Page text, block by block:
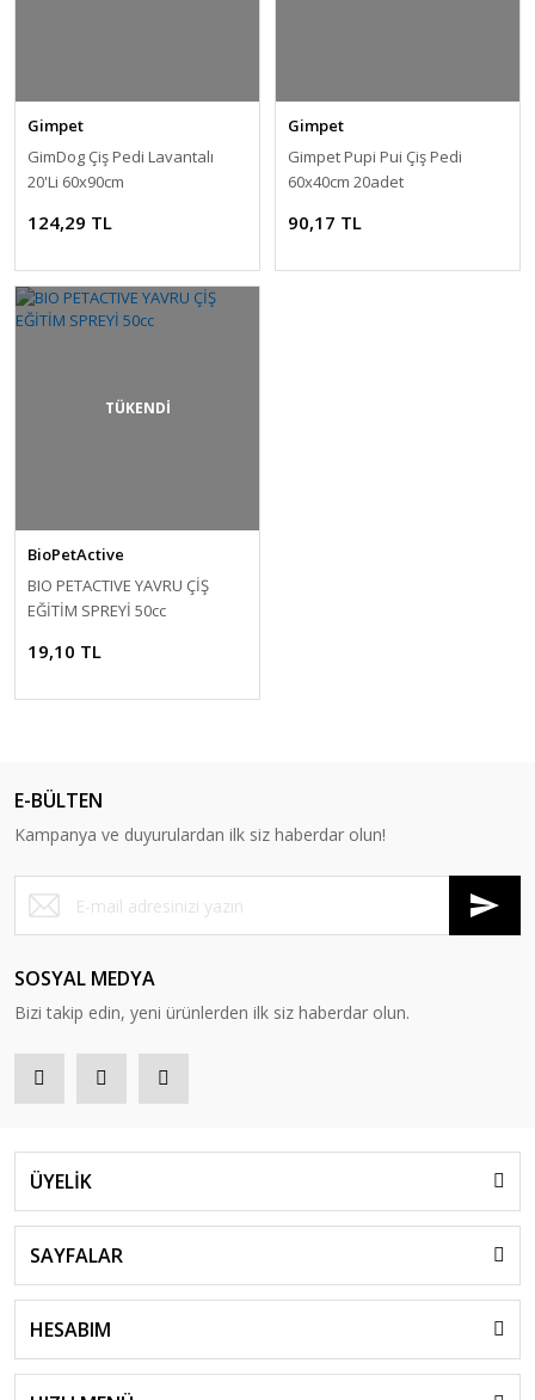
Gimpet
GimDog Çiş Pedi Lavantalı
20'Li 60x90cm
124,29 TL
Gimpet
Gimpet Pupi Pui Çiş Pedi
60x40cm 20adet
90,17 TL
TÜKENDİ
BioPetActive
BIO PETACTIVE YAVRU ÇİŞ
EĞİTİM SPREYİ 50cc
19,10 TL
E-BÜLTEN
Kampanya ve duyurulardan ilk siz haberdar olun!
SOSYAL MEDYA
Bizi takip edin, yeni ürünlerden ilk siz haberdar olun.
ÜYELİK
SAYFALAR
HESABIM